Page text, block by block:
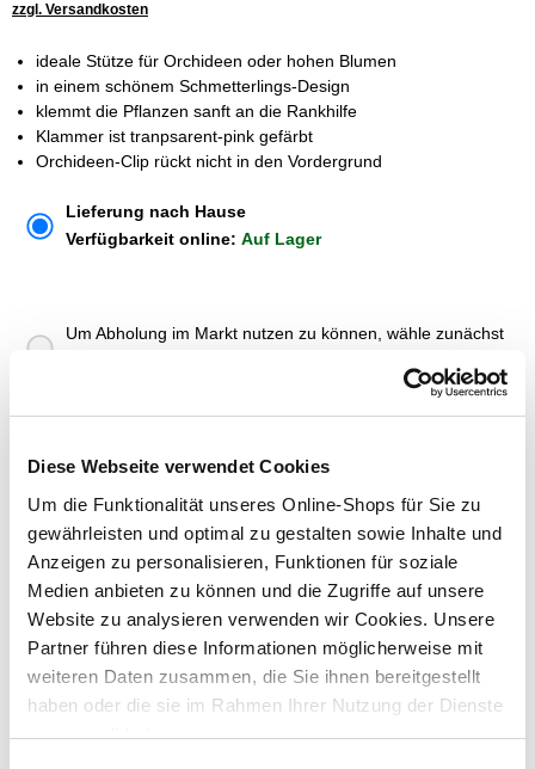
Diese Webseite verwendet Cookies
Um die Funktionalität unseres Online-Shops für Sie zu
gewährleisten und optimal zu gestalten sowie Inhalte und
Anzeigen zu personalisieren, Funktionen für soziale
Medien anbieten zu können und die Zugriffe auf unsere
Website zu analysieren verwenden wir Cookies. Unsere
Partner führen diese Informationen möglicherweise mit
weiteren Daten zusammen, die Sie ihnen bereitgestellt
haben oder die sie im Rahmen Ihrer Nutzung der Dienste
gesammelt haben.
zzgl. Versandkosten
ideale Stütze für Orchideen oder hohen Blumen
in einem schönem Schmetterlings-Design
klemmt die Pflanzen sanft an die Rankhilfe
Klammer ist tranpsarent-pink gefärbt
Orchideen-Clip rückt nicht in den Vordergrund
Lieferung nach Hause
Verfügbarkeit online: Auf Lager
Um Abholung im Markt nutzen zu können, wähle zunächst
Menge
In den Warenkorb
Merken
ZUBEHÖR UND PASSENDE ARTIKEL: